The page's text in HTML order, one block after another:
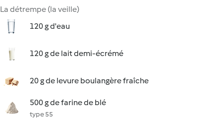
La détrempe (la veille)
120 g d'eau
120 g de lait demi-écrémé
20 g de levure boulangère fraîche
500 g de farine de blé
type 55